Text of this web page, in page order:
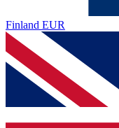
Finland EUR